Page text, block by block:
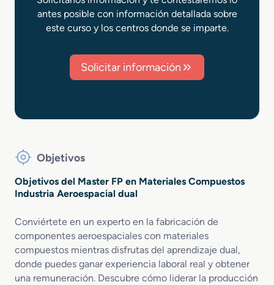
antes posible con información detallada sobre
este curso y los centros donde se imparte.
Solicitar información
Objetivos
Objetivos del Master FP en Materiales Compuestos
Industria Aeroespacial dual
Conviértete en un experto en la fabricación de
componentes aeroespaciales con materiales
compuestos mientras disfrutas del aprendizaje dual,
donde puedes ganar experiencia laboral real y obtener
una remuneración. Descubre cómo liderar la producción